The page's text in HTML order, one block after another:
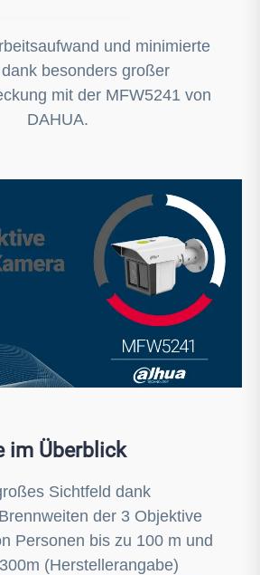
und minimierte
besonders großer
mit der MFW5241 von
DAHUA.
im Überblick
Sichtfeld dank
der 3 Objektive
Personen bis zu 100 m und
(Herstellerangabe)